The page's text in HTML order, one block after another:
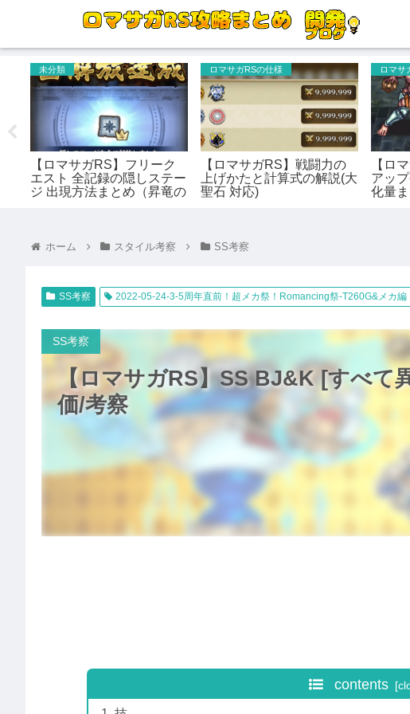
未分類
【ロマサガRS】フリーク
エスト 全記録の隠しステー
ジ 出現方法まとめ（昇竜の
ロマサガRSの仕様
【ロマサガRS】戦闘力の
上げかたと計算式の解説(大
聖石 対応)
ロマサ
【ロ
アッ
化量
ホーム スタイル考察 SS考察
SS考察 2022-05-24-3-5周年直前！超メカ祭！Romancing祭-T260G&メカ編
【ロマサガRS】SS BJ&K [すべて
価/考察
SS考察
contents